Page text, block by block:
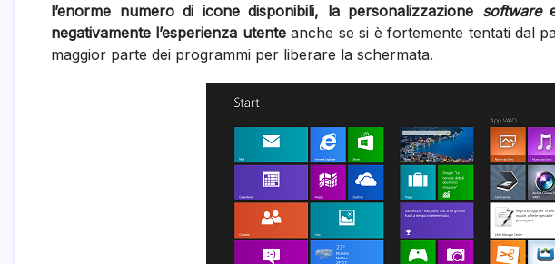
l’enorme numero di icone disponibili, la personalizzazione software
negativamente l’esperienza utenteanche se si è fortemente tentati dal
maggior parte dei programmi per liberare la schermata.